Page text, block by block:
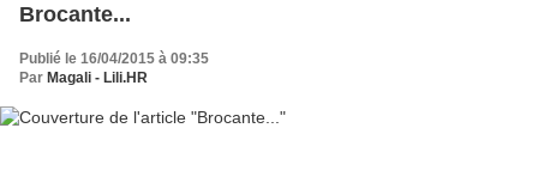
Brocante...
Publié le 16/04/2015 à 09:35
Par Magali - Lili.HR